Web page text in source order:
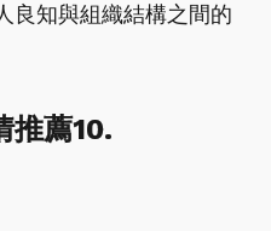
良知與組織結構之間的
推薦10.